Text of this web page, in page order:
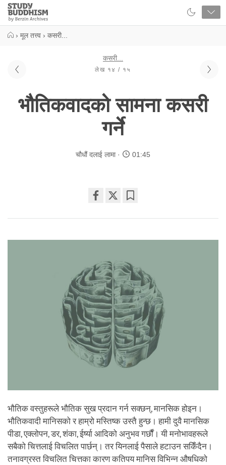
Close
Study
Buddhism
› मूल तत्त्व › कसरी...
कसरी...
लेख १४ / १५
भौतिकवादको सामना कसरी
गर्ने
चौधौं दलाई लामा 01:45
on
भौतिक वस्तुहरूले भौतिक सुख प्रदान गर्न सक्छन्, मानसिक होइन।
भौतिकवादी मानिसको र हाम्रो मस्तिष्क उस्तै हुन्छ। हामी दुवै मानसिक
पीडा, एक्लोपन, डर, शंका, ईर्ष्या आदिको अनुभव गर्छौं। यी मनोभावहरूले
सबैको चित्तलाई विचलित पार्छन्। तर यिनलाई पैसाले हटाउन सकिँदैन।
तनावग्रस्त विचलित चित्तका कारण कतिपय मानिस विभिन्न औषधिको